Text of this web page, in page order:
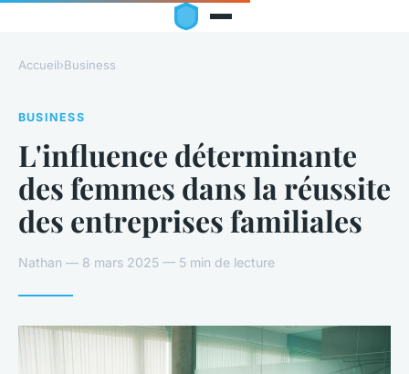
Accueil›Business
BUSINESS
L'influence déterminante
des femmes dans la réussite
des entreprises familiales
Nathan — 8 mars 2025 — 5 min de lecture